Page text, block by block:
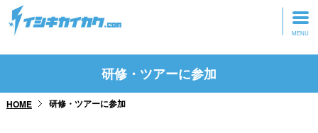
トップページ
研修・ツアーに参加
HOME 研修・ツアーに参加